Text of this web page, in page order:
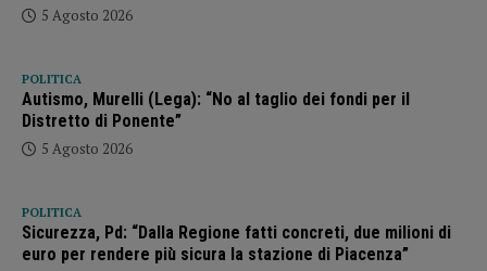
5 Agosto 2026
POLITICA
Autismo, Murelli (Lega): “No al taglio dei fondi per il
Distretto di Ponente”
5 Agosto 2026
POLITICA
Sicurezza, Pd: “Dalla Regione fatti concreti, due milioni di
euro per rendere più sicura la stazione di Piacenza”